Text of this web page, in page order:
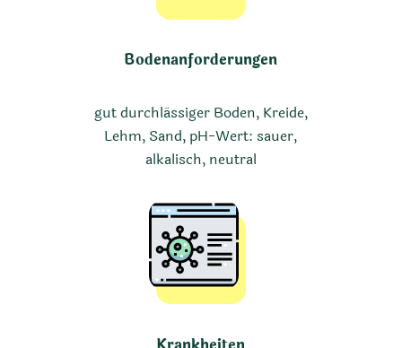
Bodenanforderungen
gut durchlässiger Boden, Kreide,
Lehm, Sand, pH-Wert: sauer,
alkalisch, neutral